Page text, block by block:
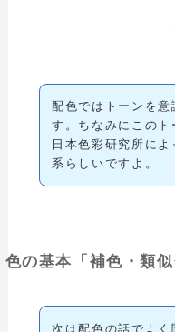
配色ではトーンを
す。ちなみにこのト
日本色彩研究所に
系らしいですよ。
色の基本「補色・類似
次は配色の話でよく